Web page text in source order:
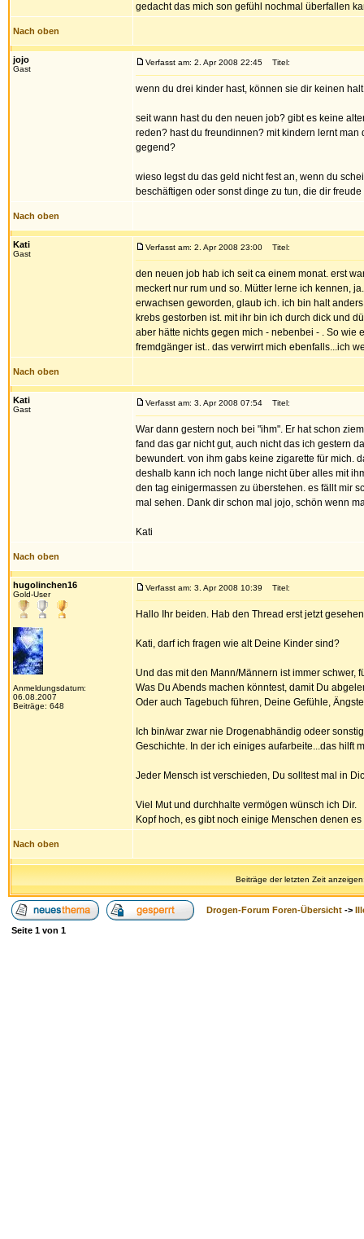
gedacht das mich son gefühl nochmal überfallen
Nach oben
jojo
Gast
Verfasst am: 2. Apr 2008 22:45 Titel:
wenn du drei kinder hast, können sie dir keinen
seit wann hast du den neuen job? gibt es keine
reden? hast du freundinnen? mit kindern lernt
gegend?
wieso legst du das geld nicht fest an, wenn du
beschäftigen oder sonst dinge zu tun, die dir
Nach oben
Kati
Gast
Verfasst am: 2. Apr 2008 23:00 Titel:
den neuen job hab ich seit ca einem monat. erst
meckert nur rum und so. Mütter lerne ich kennen,
erwachsen geworden, glaub ich. ich bin halt
krebs gestorben ist. mit ihr bin ich durch dick und
aber hätte nichts gegen mich - nebenbei - . So wie
fremdgänger ist.. das verwirrt mich ebenfalls...ich
Nach oben
Kati
Gast
Verfasst am: 3. Apr 2008 07:54 Titel:
War dann gestern noch bei "ihm". Er hat schon
fand das gar nicht gut, auch nicht das ich gestern
bewundert. von ihm gabs keine zigarette für mich.
deshalb kann ich noch lange nicht über alles mit
den tag einigermassen zu überstehen. es fällt mir
mal sehen. Dank dir schon mal jojo, schön wenn
Kati
Nach oben
hugolinchen16
Gold-User
Anmeldungsdatum:
06.08.2007
Beiträge: 648
Verfasst am: 3. Apr 2008 10:39 Titel:
Hallo Ihr beiden. Hab den Thread erst jetzt
Kati, darf ich fragen wie alt Deine Kinder sind?
Und das mit den Mann/Männern ist immer schwer,
Was Du Abends machen könntest, damit Du
Oder auch Tagebuch führen, Deine Gefühle,
Ich bin/war zwar nie Drogenabhändig odeer
Geschichte. In der ich einiges aufarbeite...das hilft
Jeder Mensch ist verschieden, Du solltest mal in
Viel Mut und durchhalte vermögen wünsch ich Dir.
Kopf hoch, es gibt noch einige Menschen denen
Nach oben
Beiträge der letzten Zeit
Drogen-Forum Foren-Übersicht ->
Seite 1 von 1